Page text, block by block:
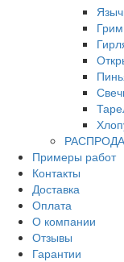
Примеры работ
Контакты
Доставка
Оплата
О компании
Отзывы
Гарантии